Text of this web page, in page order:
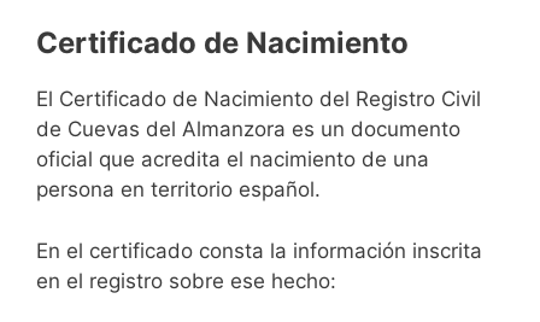
Certificado de Nacimiento
El Certificado de Nacimiento del Registro Civil
de Cuevas del Almanzora es un documento
oficial que acredita el nacimiento de una
persona en territorio español.
En el certificado consta la información inscrita
en el registro sobre ese hecho: